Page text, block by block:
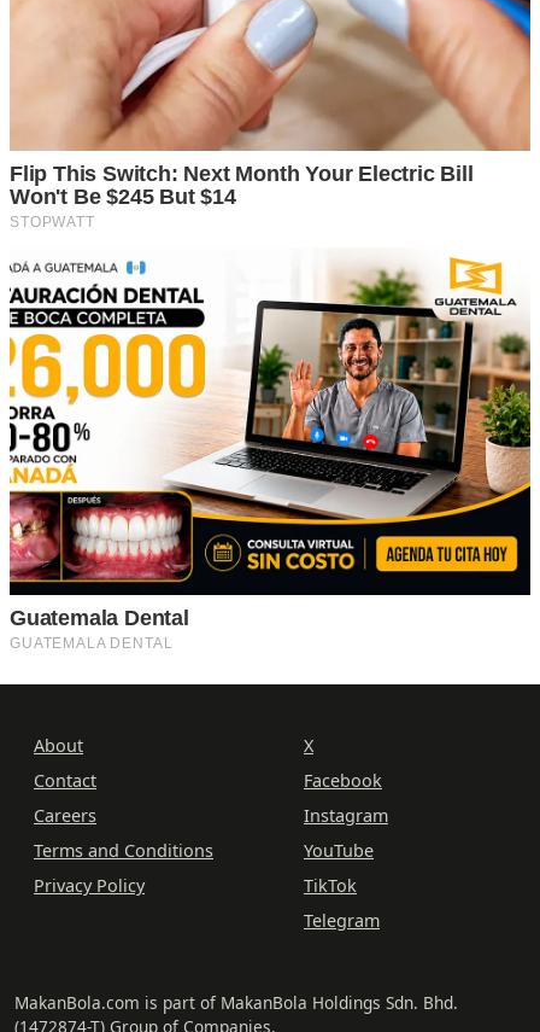
About
Contact
Careers
Terms and Conditions
Privacy Policy
X
Facebook
Instagram
YouTube
TikTok
Telegram
MakanBola.com is part of MakanBola Holdings Sdn. Bhd.
(1472874-T) Group of Companies.